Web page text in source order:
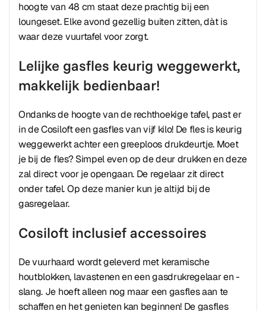
hoogte van 48 cm staat deze prachtig bij een
loungeset. Elke avond gezellig buiten zitten, dàt is
waar deze vuurtafel voor zorgt.
Lelijke gasfles keurig weggewerkt,
makkelijk bedienbaar!
Ondanks de hoogte van de rechthoekige tafel, past er
in de Cosiloft een gasfles van vijf kilo! De fles is keurig
weggewerkt achter een greeploos drukdeurtje. Moet
je bij de fles? Simpel even op de deur drukken en deze
zal direct voor je opengaan. De regelaar zit direct
onder tafel. Op deze manier kun je altijd bij de
gasregelaar.
Cosiloft inclusief accessoires
De vuurhaard wordt geleverd met keramische
houtblokken, lavastenen en een gasdrukregelaar en -
slang. Je hoeft alleen nog maar een gasfles aan te
schaffen en het genieten kan beginnen! De gasfles